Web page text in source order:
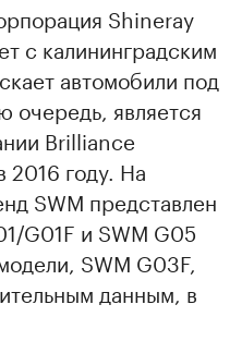
Shineray
с калининградским
автомобили под
очередь, является
Brilliance
2016 году. На
SWM представлен
G01F и SWM G05
SWM G03F,
данным, в